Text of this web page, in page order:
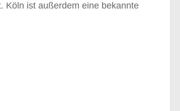
Köln ist außerdem eine bekannte